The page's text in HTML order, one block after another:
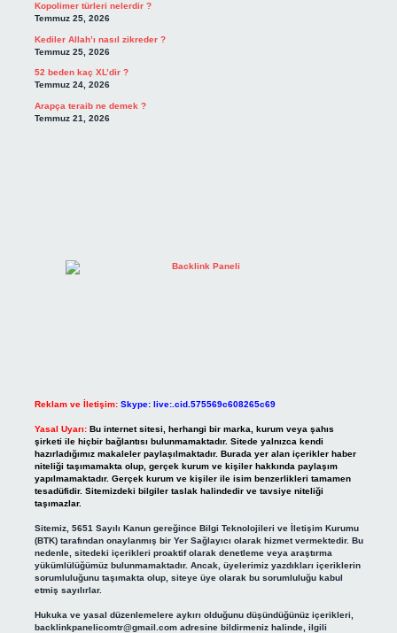
Kopolimer türleri nelerdir ?
Temmuz 25, 2026
Kediler Allah’ı nasıl zikreder ?
Temmuz 25, 2026
52 beden kaç XL’dir ?
Temmuz 24, 2026
Arapça teraib ne demek ?
Temmuz 21, 2026
Reklam ve İletişim: Skype: live:.cid.575569c608265c69
Yasal Uyarı: Bu internet sitesi, herhangi bir marka, kurum veya şahıs
şirketi ile hiçbir bağlantısı bulunmamaktadır. Sitede yalnızca kendi
hazırladığımız makaleler paylaşılmaktadır. Burada yer alan içerikler haber
niteliği taşımamakta olup, gerçek kurum ve kişiler hakkında paylaşım
yapılmamaktadır. Gerçek kurum ve kişiler ile isim benzerlikleri tamamen
tesadüfidir. Sitemizdeki bilgiler taslak halindedir ve tavsiye niteliği
taşımazlar.
Sitemiz, 5651 Sayılı Kanun gereğince Bilgi Teknolojileri ve İletişim Kurumu
(BTK) tarafından onaylanmış bir Yer Sağlayıcı olarak hizmet vermektedir. Bu
nedenle, sitedeki içerikleri proaktif olarak denetleme veya araştırma
yükümlülüğümüz bulunmamaktadır. Ancak, üyelerimiz yazdıkları içeriklerin
sorumluluğunu taşımakta olup, siteye üye olarak bu sorumluluğu kabul
etmiş sayılırlar.
Hukuka ve yasal düzenlemelere aykırı olduğunu düşündüğünüz içerikleri,
backlinkpanelicomtr@gmail.comadresine bildirmeniz halinde, ilgili